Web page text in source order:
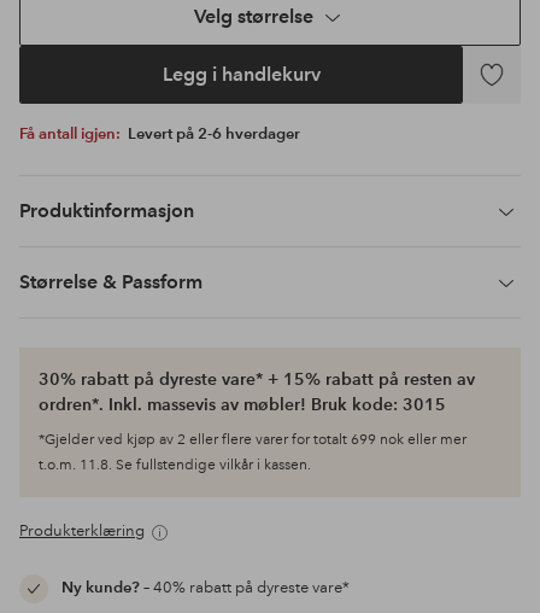
Velg størrelse
Legg i handlekurv
Legg
Få antall igjen: Levert på 2-6 hverdager
Produktinformasjon
Størrelse & Passform
30% rabatt på dyreste vare* + 15% rabatt på resten av
ordren*. Inkl. massevis av møbler! Bruk kode: 3015
*Gjelder ved kjøp av 2 eller flere varer for totalt 699 nok eller mer
t.o.m. 11.8. Se fullstendige vilkår i kassen.
Produkterklæring
Ny kunde?– 40% rabatt på dyreste vare*